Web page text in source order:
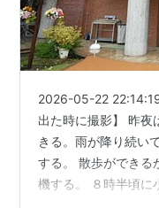
2026-05-22
出た時に撮影】 昨夜
きる。雨が降り続い
する。 散歩ができる
機する。 ８時半頃に